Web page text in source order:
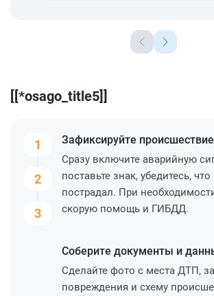
[[*osago_title5]]
1
2
3
Зафиксируйте происшествие
Сразу включите аварийную
поставьте знак, убедитесь,
пострадал. При
скорую помощь и ГИБДД.
Соберите документы и
Сделайте фото с места ДТП,
повреждения и схему